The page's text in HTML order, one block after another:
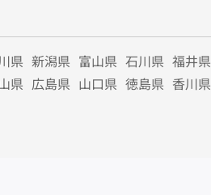
県 新潟県 富山県 石川県 福井県
県 広島県 山口県 徳島県 香川県